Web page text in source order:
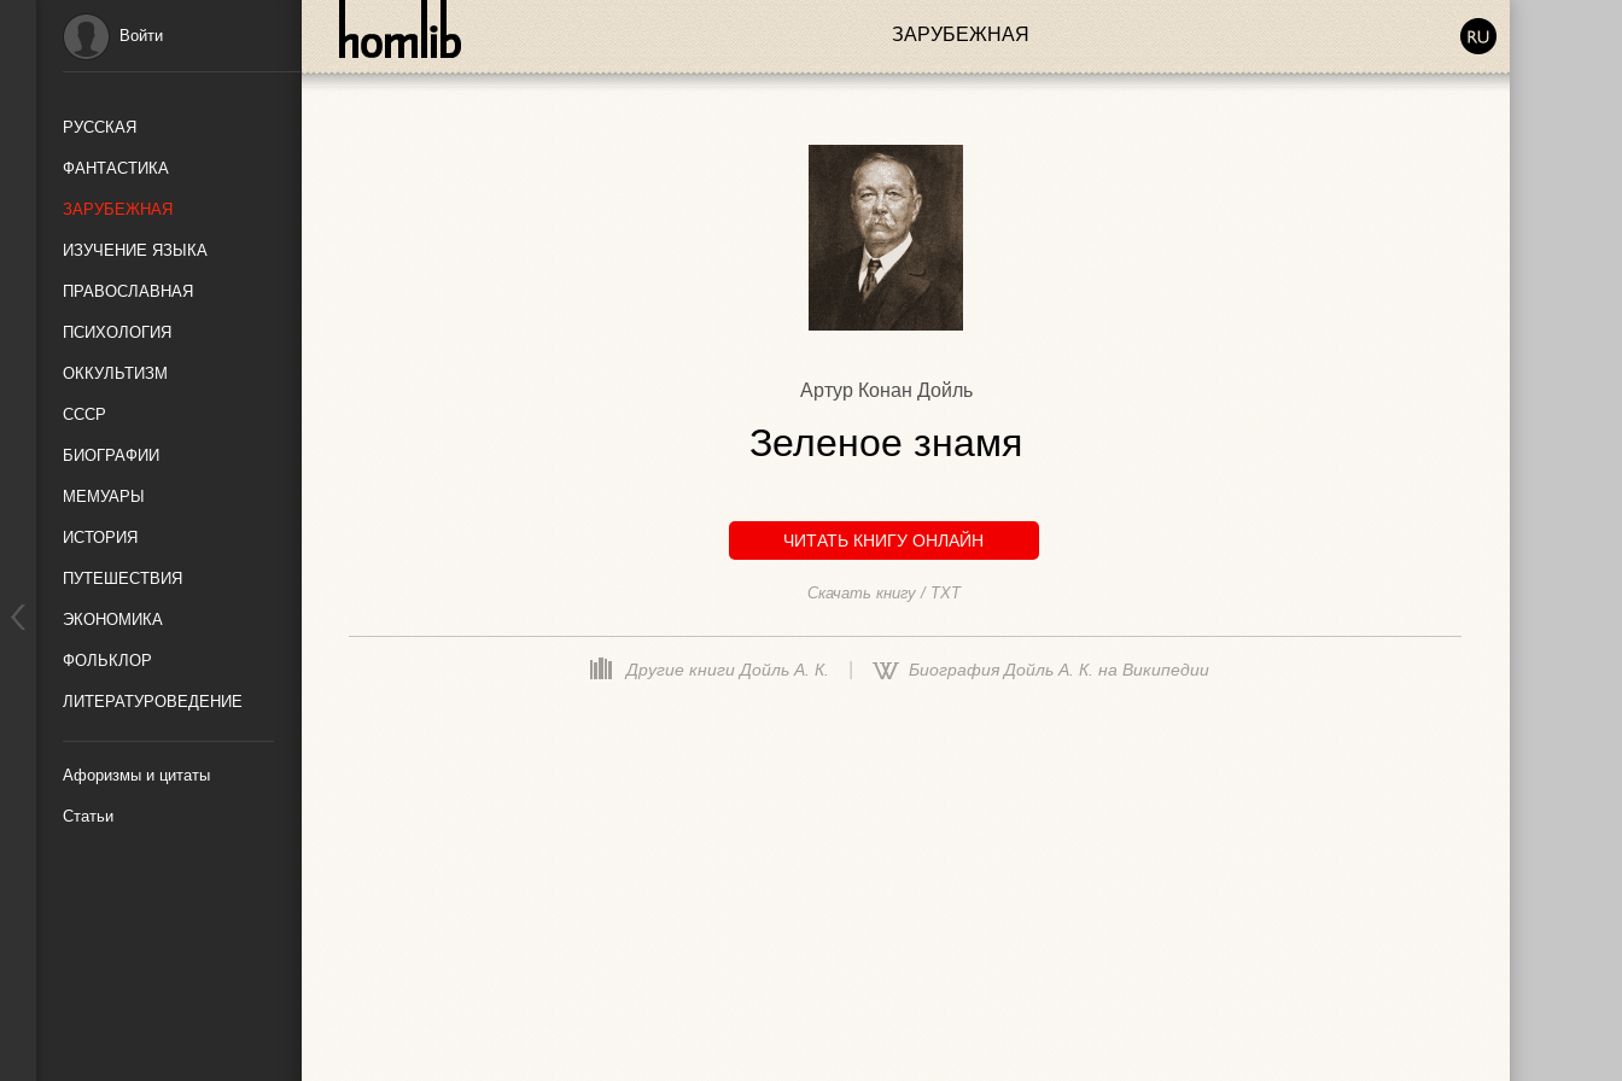
Войти
РУССКАЯ
ФАНТАСТИКА
ЗАРУБЕЖНАЯ
ИЗУЧЕНИЕ ЯЗЫКА
ПРАВОСЛАВНАЯ
ПСИХОЛОГИЯ
ОККУЛЬТИЗМ
СССР
БИОГРАФИИ
МЕМУАРЫ
ИСТОРИЯ
ПУТЕШЕСТВИЯ
ЭКОНОМИКА
ФОЛЬКЛОР
ЛИТЕРАТУРОВЕДЕНИЕ
Афоризмы и цитаты
Статьи
ЗАРУБЕЖНАЯ
Артур Конан Дойль
Зеленое знамя
ЧИТАТЬ КНИГУ ОНЛАЙН
Скачать книгу / TXT
Другие книги Дойль А. К. Биография Дойль А. К. на Википедии